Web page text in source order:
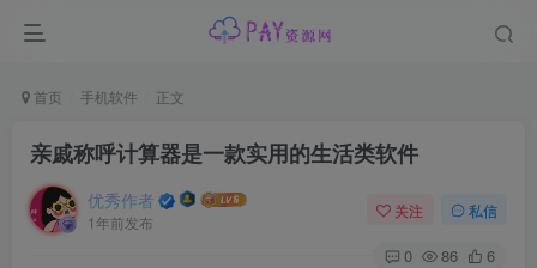
首页 手机软件 正文
亲戚称呼计算器是一款实用的生活类软件
优秀作者
1年前发布
关注 私信
0 86 6